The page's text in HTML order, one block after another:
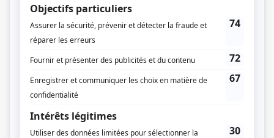
Textes
Xavier Dolan
Production exécutive
Harry Grivakis
Ernie Grivakis